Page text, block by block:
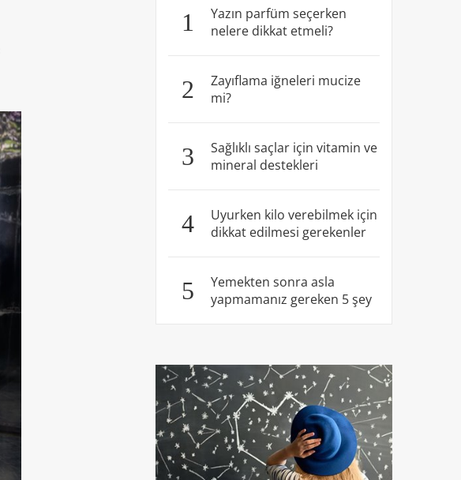
1
Yazın parfüm seçerken
nelere dikkat etmeli?
2
Zayıflama iğneleri mucize
mi?
3
Sağlıklı saçlar için vitamin ve
mineral destekleri
4
Uyurken kilo verebilmek için
dikkat edilmesi gerekenler
5
Yemekten sonra asla
yapmamanız gereken 5 şey